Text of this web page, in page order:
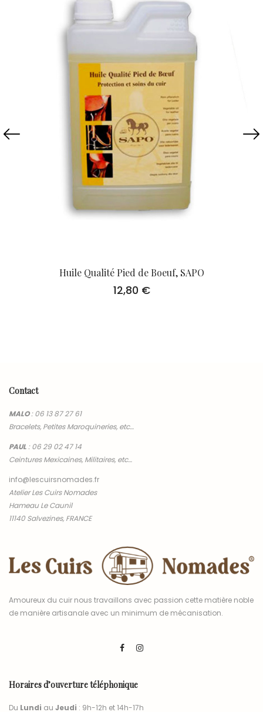
Huile Qualité Pied de Boeuf, SAPO
12,80 €
Contact
MALO:06 13 87 27 61
Bracelets, Petites Maroquineries, etc…
PAUL:06 29 02 47 14
Ceintures Mexicaines, Militaires, etc…
info@lescuirsnomades.fr
Atelier Les Cuirs Nomades
Hameau Le Caunil
11140 Salvezines, FRANCE
Amoureux du cuir nous travaillons avec passion cette matière noble
de manière artisanale avec un minimum de mécanisation.
Horaires d’ouverture téléphonique
Du Lundi au Jeudi : 9h-12h et 14h-17h